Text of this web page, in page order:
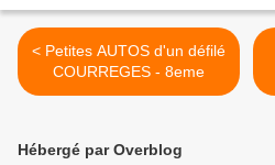
< Petites AUTOS d'un défilé
COURREGES - 8eme
Hébergé par Overblog